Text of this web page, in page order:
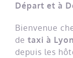
Départ et à
Bienvenue
de taxi à Lyon
depuis les